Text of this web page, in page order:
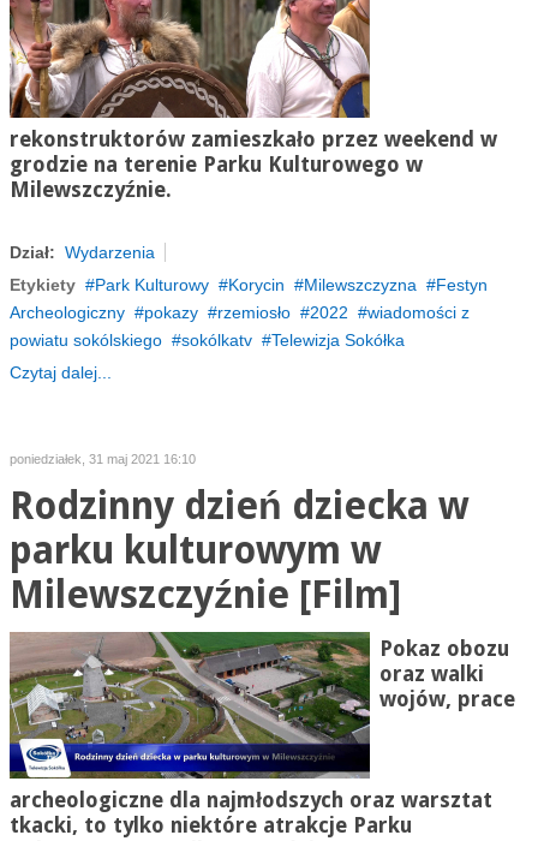
rekonstruktorów zamieszkało przez weekend w
grodzie na terenie Parku Kulturowego w
Milewszczyźnie.
Dział: Wydarzenia
Etykiety
Park Kulturowy Korycin Milewszczyzna
Festyn
Archeologiczny
pokazy rzemiosło 2022
wiadomości z
powiatu sokólskiego
sokólkatv
Telewizja Sokółka
Czytaj dalej...
poniedziałek, 31 maj 2021 16:10
Rodzinny dzień dziecka w
parku kulturowym w
Milewszczyźnie [Film]
Pokaz obozu
oraz walki
wojów, prace
archeologiczne dla najmłodszych oraz warsztat
tkacki, to tylko niektóre atrakcje Parku